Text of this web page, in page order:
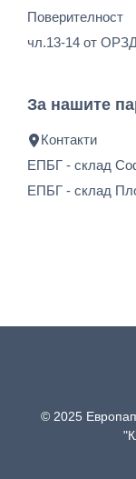
Поверителност
чл.13-14 от
За нашите
Контакти
ЕПБГ - склад
ЕПБГ - склад
© 2025